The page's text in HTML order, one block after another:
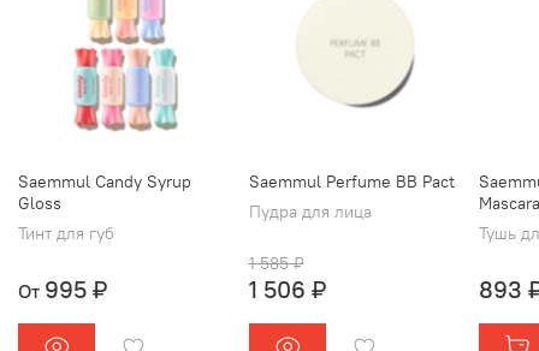
Saemmul Candy Syrup
Gloss
Тинт для губ
От 995 ₽
Saemmul Perfume BB Pact
Пудра для лица
1 585 ₽
1 506 ₽
Mascara
Тушь
893